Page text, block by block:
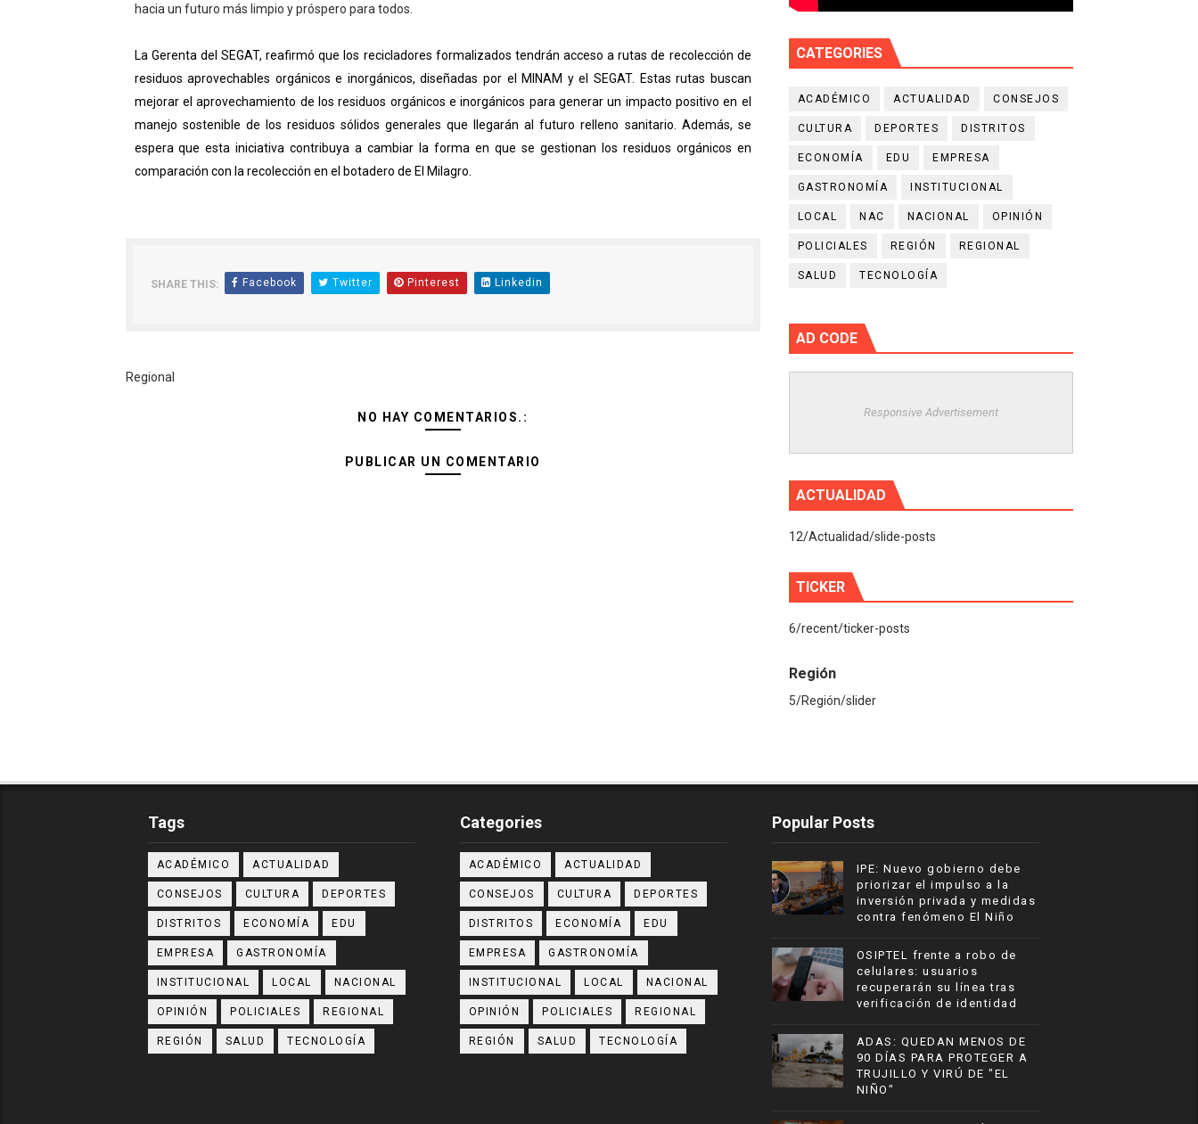
hacia un futuro más limpio y próspero para todos.
La Gerenta del SEGAT, reafirmó que los recicladores formalizados tendrán acceso a rutas de recolección de
residuos aprovechables orgánicos e inorgánicos, diseñadas por el MINAM y el SEGAT. Estas rutas buscan
mejorar el aprovechamiento de los residuos orgánicos e inorgánicos para generar un impacto positivo en el
manejo sostenible de los residuos sólidos generales que llegarán al futuro relleno sanitario. Además, se
espera que esta iniciativa contribuya a cambiar la forma en que se gestionan los residuos orgánicos en
comparación con la recolección en el botadero de El Milagro.
SHARE THIS: Facebook Twitter Pinterest Linkedin
Regional
NO HAY COMENTARIOS.:
PUBLICAR UN COMENTARIO
CATEGORIES
ACADÉMICO ACTUALIDAD CONSEJOS
CULTURA DEPORTES DISTRITOS
ECONOMÍA EDU EMPRESA
GASTRONOMÍA INSTITUCIONAL
LOCAL NAC NACIONAL OPINIÓN
POLICIALES REGIÓN REGIONAL
SALUD TECNOLOGÍA
AD CODE
Responsive Advertisement
ACTUALIDAD
12/Actualidad/slide-posts
TICKER
6/recent/ticker-posts
Región
5/Región/slider
Tags
ACADÉMICO ACTUALIDAD
CONSEJOS CULTURA DEPORTES
DISTRITOS ECONOMÍA EDU
EMPRESA GASTRONOMÍA
INSTITUCIONAL LOCAL NACIONAL
OPINIÓN POLICIALES REGIONAL
REGIÓN SALUD TECNOLOGÍA
Categories
ACADÉMICO ACTUALIDAD
CONSEJOS CULTURA DEPORTES
DISTRITOS ECONOMÍA EDU
EMPRESA GASTRONOMÍA
INSTITUCIONAL LOCAL NACIONAL
OPINIÓN POLICIALES REGIONAL
REGIÓN SALUD TECNOLOGÍA
Popular Posts
IPE: Nuevo gobierno debe
priorizar el impulso a la
inversión privada y medidas
contra fenómeno El Niño
OSIPTEL frente a robo de
celulares: usuarios
recuperarán su línea tras
verificación de identidad
ADAS: QUEDAN MENOS DE
90 DÍAS PARA PROTEGER A
TRUJILLO Y VIRÚ DE "EL
NIÑO"